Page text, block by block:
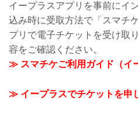
イープラスアプリを事前にイ
込み時に受取方法で「スマチ
プリで電子チケットを受け取
容をご確認ください。
≫ スマチケご利用ガイド（イ
≫ イープラスでチケットを申